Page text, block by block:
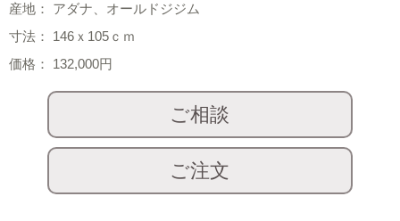
産地： アダナ、オールドジジム
寸法： 146ｘ105ｃｍ
価格： 132,000円